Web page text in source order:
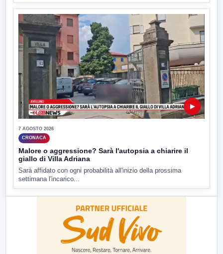
▶
7 AGOSTO 2026
CRONACA
Malore o aggressione? Sarà l'autopsia a chiarire il
giallo di Villa Adriana
Sarà affidato con ogni probabilità all'inizio della prossima
settimana l'incarico...